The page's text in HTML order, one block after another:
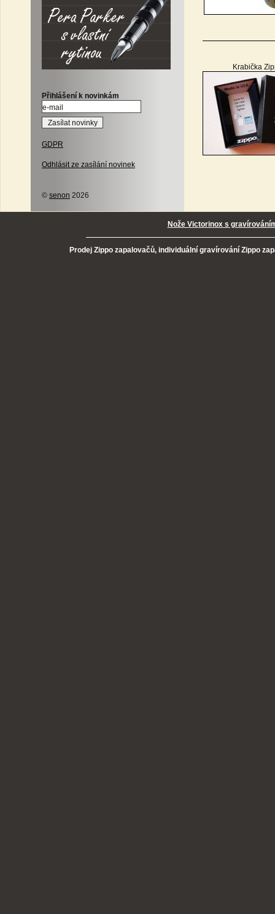
Přihlášení k novinkám
GDPR
Odhlásit ze zasílání novinek
© senon 2026
Krabička
Nože Victorinox s
Prodej Zippo zapalovačů, individuální gravírování Zippo